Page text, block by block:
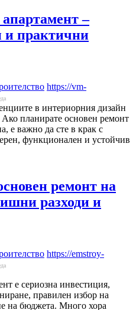
–
и практични
https://vm-
в интериорния дизайн
Ако планирате основен ремонт
е важно да сте в крак с
функционален и устойчив
ремонт на
разходи и
https://emstroy-
е сериозна инвестиция,
правилен избор на
на бюджета. Много хора